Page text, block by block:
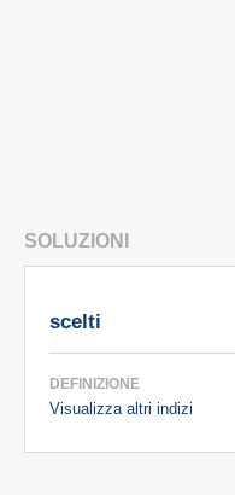
SOLUZIONI
scelti
DEFINIZIONE
Visualizza altri indizi